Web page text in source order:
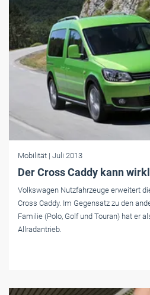
Mobilität | Juli 2013
Der Cross Caddy kann
Volkswagen Nutzfahrzeuge erweitert
Cross Caddy. Im Gegensatz zu den
Familie (Polo, Golf und Touran) hat er
Allradantrieb.